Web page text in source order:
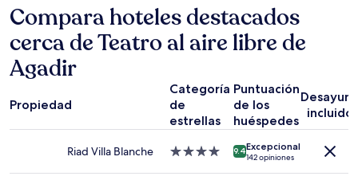
últimas
24
horas,
con
base
en
estancia
Compara hoteles destacados
cerca de Teatro al aire libre de
Agadir
Propiedad
Categoría
de
estrellas
Puntuación
de los
huéspedes
incluido
Riad Villa Blanche
Propiedad
9.4Excepcional
142 opiniones